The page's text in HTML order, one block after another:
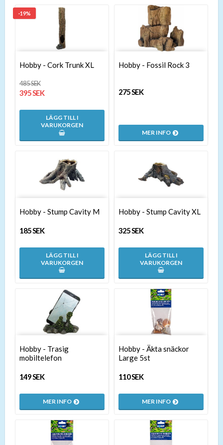
-19%
Hobby - Cork Trunk XL
485 SEK
395 SEK
LÄGG TILL I
VARUKORGEN
Hobby - Fossil Rock 3
275 SEK
MER INFO
Hobby - Stump Cavity M
185 SEK
LÄGG TILL I
VARUKORGEN
Hobby - Stump Cavity XL
325 SEK
LÄGG TILL I
VARUKORGEN
Hobby - Trasig
mobiltelefon
149 SEK
MER INFO
Hobby - Äkta snäckor
Large 5st
110 SEK
MER INFO